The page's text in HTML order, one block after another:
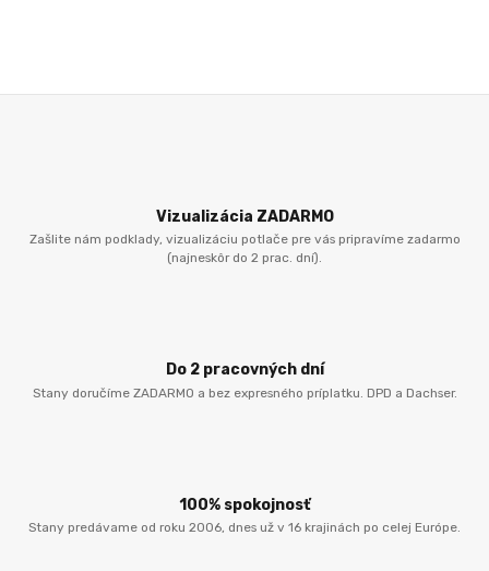
Vizualizácia ZADARMO
Zašlite nám podklady, vizualizáciu potlače pre vás pripravíme zadarmo
(najneskôr do 2 prac. dní).
Do 2 pracovných dní
Stany doručíme ZADARMO a bez expresného príplatku. DPD a Dachser.
100% spokojnosť
Stany predávame od roku 2006, dnes už v 16 krajinách po celej Európe.